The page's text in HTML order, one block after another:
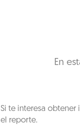
En
Si te interesa
el reporte.